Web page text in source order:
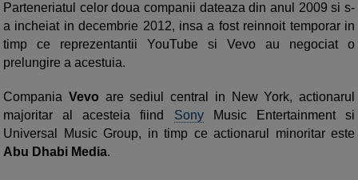
Parteneriatul celor doua companii dateaza din anul 2009 si s-
a incheiat in decembrie 2012, insa a fost reinnoit temporar in
timp ce reprezentantii YouTube si Vevo au negociat o
prelungire a acestuia.
Compania Vevo are sediul central in New York, actionarul
majoritar al acesteia fiind SonyMusic Entertainment si
Universal Music Group, in timp ce actionarul minoritar este
Abu Dhabi Media.